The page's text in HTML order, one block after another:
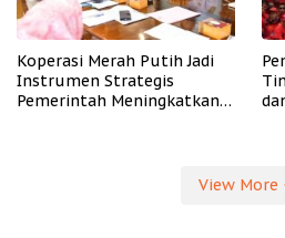
Koperasi Merah Putih Jadi
Instrumen Strategis
Pemerintah Meningkatkan
View More